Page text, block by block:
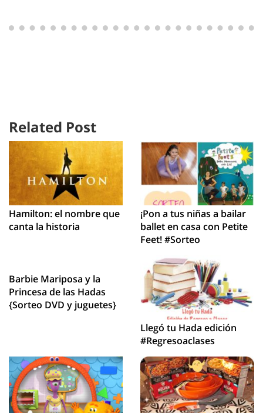
Related Post
Hamilton: el nombre que
canta la historia
¡Pon a tus niñas a bailar
ballet en casa con Petite
Feet! #Sorteo
Barbie Mariposa y la
Princesa de las Hadas
{Sorteo DVD y juguetes}
Llegó tu Hada edición
#Regresoaclases